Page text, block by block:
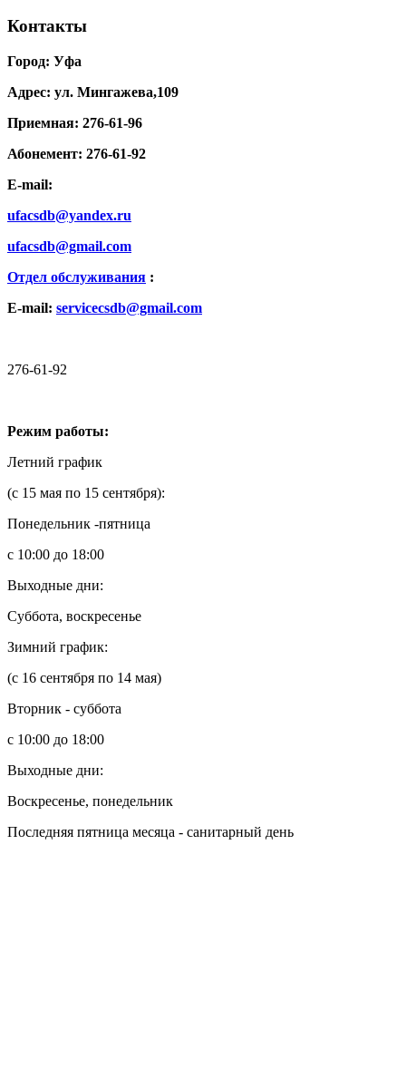
Контакты
Город: Уфа
Адрес: ул. Мингажева,109
Приемная: 276-61-96
Абонемент: 276-61-92
E-mail:
ufacsdb@yandex.ru
ufacsdb@gmail.com
Отдел обслуживания :
E-mail: servicecsdb@gmail.com
276-61-92
Режим работы:
Летний график
(с 15 мая по 15 сентября):
Понедельник -пятница
с 10:00 до 18:00
Выходные дни:
Суббота, воскресенье
Зимний график:
(с 16 сентября по 14 мая)
Вторник - суббота
с 10:00 до 18:00
Выходные дни:
Воскресенье, понедельник
Последняя пятница месяца - санитарный день